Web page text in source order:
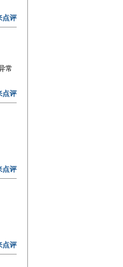
点评
常
点评
点评
点评